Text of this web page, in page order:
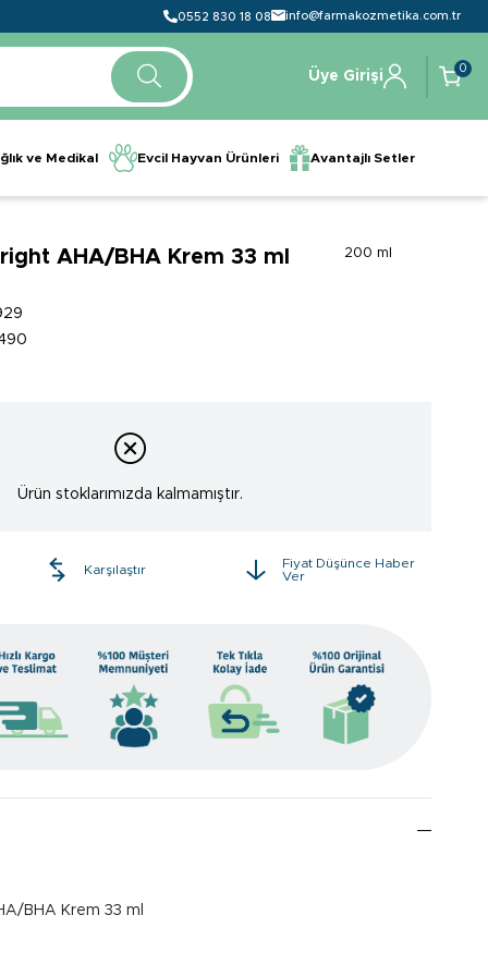
0552 830 18 08 info@farmakozmetika.com.tr
Üye Girişi
0
ve Medikal Evcil Hayvan Ürünleri Avantajlı Setler
200 ml
AHA/BHA Krem 33 ml
Ürün stoklarımızda kalmamıştır.
Karşılaştır
Fiyat Düşünce Haber
Ver
BHA Krem 33 ml